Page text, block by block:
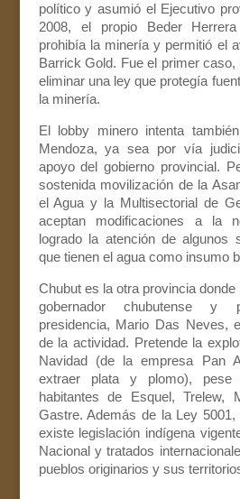
político y asumió el Ejecutivo
2008, el propio Beder
prohibía la minería y permitió el
Barrick Gold. Fue el primer
eliminar una ley que protegía
la minería.
El lobby minero intenta
Mendoza, ya sea por vía
apoyo del gobierno provincial.
sostenida movilización de la
el Agua y la Multisectorial de
aceptan modificaciones a la
logrado la atención de algunos
que tienen el agua como insumo
Chubut es la otra provincia
gobernador chubutense y
presidencia, Mario Das Neves,
de la actividad. Pretende la
Navidad (de la empresa Pan
extraer plata y plomo),
habitantes de Esquel, Trelew,
Gastre. Además de la Ley 5001,
existe legislación indígena
Nacional y tratados
pueblos originarios y sus